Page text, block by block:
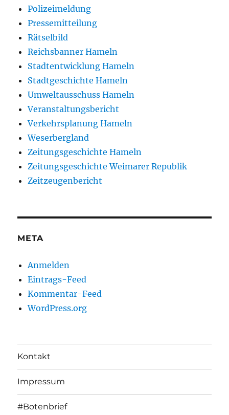
Polizeimeldung
Pressemitteilung
Rätselbild
Reichsbanner Hameln
Stadtentwicklung Hameln
Stadtgeschichte Hameln
Umweltausschuss Hameln
Veranstaltungsbericht
Verkehrsplanung Hameln
Weserbergland
Zeitungsgeschichte Hameln
Zeitungsgeschichte Weimarer Republik
Zeitzeugenbericht
META
Anmelden
Eintrags-Feed
Kommentar-Feed
WordPress.org
Kontakt
Impressum
#Botenbrief